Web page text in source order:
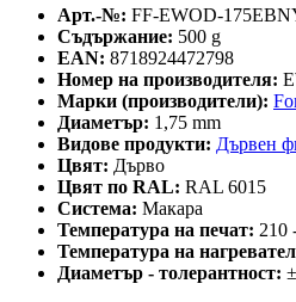
Арт.-№: FF-EWOD-
Съдържание: 500 g
EAN: 8718924472798
Номер на производителя:
Марки (производители):
Диаметър: 1,75 mm
Видове продукти: Дървен
Цвят: Дърво
Цвят по RAL: RAL 6015
Система: Макара
Температура на печат: 210
Температура на
Диаметър - толерантност: